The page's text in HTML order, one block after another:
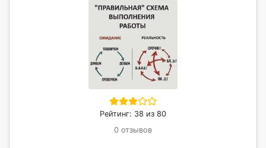
Рейтинг: 38 из 80
0 отзывов